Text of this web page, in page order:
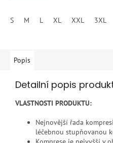
hvězdiček.
S M L XL XXL 3XL
Popis
Detailní popis
VLASTNOSTI PRODUKTU:
Nejnovější řada
léčebnou stupňovanou